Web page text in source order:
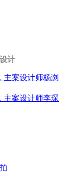
计
主案设计师杨浏
主案设计师李琛